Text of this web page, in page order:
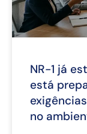
NR-1 já
está
no